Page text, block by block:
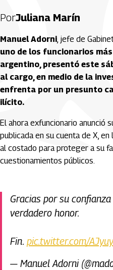
PorJuliana Marín
Manuel Adorni, jefe de
uno de los funcionarios
argentino, presentó este
al cargo, en medio de la
enfrenta por un presunto
ilícito.
El ahora exfuncionario anunció
publicada en su cuenta de X,
al costado para proteger a su
cuestionamientos públicos.
Gracias por su
verdadero honor.
Fin. pic.twitter.com/
— Manuel Adorni